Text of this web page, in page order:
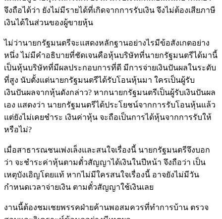
จึงถือได้ว่า ยังไม่มีรายได้ที่เกิดจากการรับเงิน จึงไม่ต้องเสียภาษี
เงินได้ในส่วนของผู้ขายหุ้น
ไม่ว่านายกรัฐมนตรีจะแสดงหลักฐานอย่างไรมีข้อสังเกตอย่าง
หนึ่ง ไม่มีคำอธิบายที่ชัดเจนคือหุ้นบริษัทที่นายกรัฐมนตรีได้มานี้
เป็นหุ้นบริษัทที่มีผลประกอบการที่ดี มีการจ่ายเงินปันผลในระดับ
ที่สูง นับตั้งแต่นายกรัฐมนตรีได้รับโอนหุ้นมา ใครเป็นผู้รับ
เงินปันผลจากหุ้นดังกล่าว? หากนายกรัฐมนตรีเป็นผู้รับเงินปันผล
เอง แสดงว่า นายกรัฐมนตรีได้ประโยชน์จากการรับโอนหุ้นแล้ว
แต่ยังไม่เคยชำระ เงินค่าหุ้น จะถือเป็นการได้หุ้นจากการรับให้
หรือไม่?
เมื่อสาธารณชนเพ่งเล็งและสนใจเรื่องนี้ นายกรัฐมนตรีจึงบอก
ว่า จะชำระค่าหุ้นตามตั๋วสัญญาได้เงินในปีหน้า จึงถือว่า เป็น
เหตุบังเอิญโดยแท้ หากไม่มีใครสนใจเรื่องนี้ อาจยังไม่มีวัน
กำหนดเวลาจ่ายเงิน ตามตั๋วสัญญาใช้เงินเลย
งานนี้ต้องชมเชยพรรคฝ่ายค้านพอสมควรที่ทำการบ้าน ตรวจ